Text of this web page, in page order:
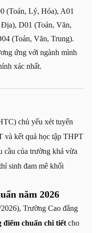
(Toán, Lý, Hóa), A01
D01 (Toán, Văn,
(Toán, Văn, Trung).
ứng với ngành mình
xác nhất.
chủ yếu xét tuyển
và kết quả học tập THPT
cầu của trường khá vừa
sinh đam mê khối
năm 2026
Trường Cao đẳng
điểm chuẩn chi tiết cho